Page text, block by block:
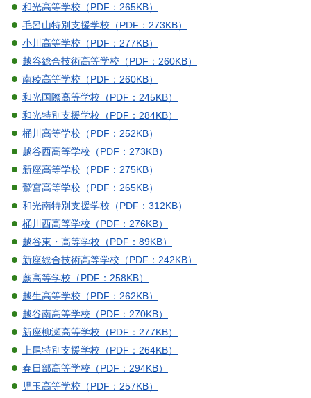
和光高等学校（PDF：265KB）
毛呂山特別支援学校（PDF：273KB）
小川高等学校（PDF：277KB）
越谷総合技術高等学校（PDF：260KB）
南稜高等学校（PDF：260KB）
和光国際高等学校（PDF：245KB）
和光特別支援学校（PDF：284KB）
桶川高等学校（PDF：252KB）
越谷西高等学校（PDF：273KB）
新座高等学校（PDF：275KB）
鷲宮高等学校（PDF：265KB）
和光南特別支援学校（PDF：312KB）
桶川西高等学校（PDF：276KB）
越谷東・高等学校（PDF：89KB）
新座総合技術高等学校（PDF：242KB）
蕨高等学校（PDF：258KB）
越生高等学校（PDF：262KB）
越谷南高等学校（PDF：270KB）
新座柳瀬高等学校（PDF：277KB）
上尾特別支援学校（PDF：264KB）
春日部高等学校（PDF：294KB）
児玉高等学校（PDF：257KB）